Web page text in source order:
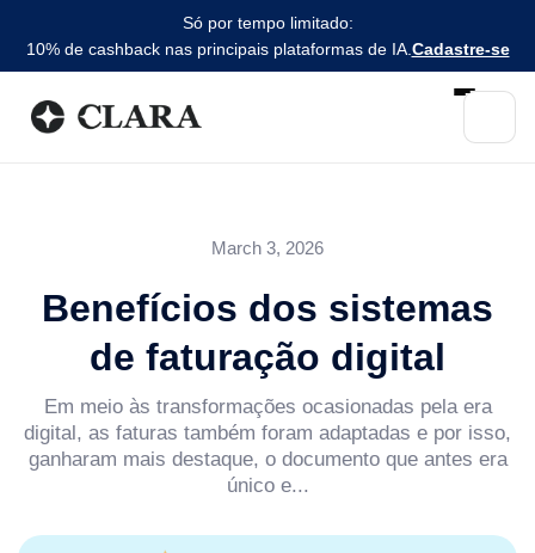
Só por tempo limitado:
10% de cashback nas principais plataformas de IA. Cadastre-se
March 3, 2026
Benefícios dos sistemas
de faturação digital
Em meio às transformações ocasionadas pela era
digital, as faturas também foram adaptadas e por isso,
ganharam mais destaque, o documento que antes era
único e...